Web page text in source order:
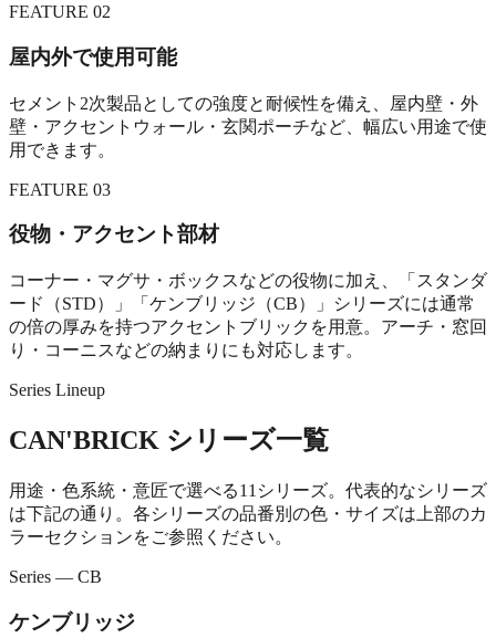
FEATURE 02
屋内外で使用可能
セメント2次製品としての強度と耐候性を備え、屋内壁・外
壁・アクセントウォール・玄関ポーチなど、幅広い用途で使
用できます。
FEATURE 03
役物・アクセント部材
コーナー・マグサ・ボックスなどの役物に加え、「スタンダ
ード（STD）」「ケンブリッジ（CB）」シリーズには通常
の倍の厚みを持つアクセントブリックを用意。アーチ・窓回
り・コーニスなどの納まりにも対応します。
Series Lineup
CAN'BRICK シリーズ一覧
用途・色系統・意匠で選べる11シリーズ。代表的なシリーズ
は下記の通り。各シリーズの品番別の色・サイズは上部のカ
ラーセクションをご参照ください。
Series — CB
ケンブリッジ